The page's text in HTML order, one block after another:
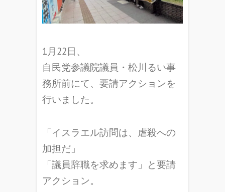
1月22日、
自民党参議院議員・松川るい事
務所前にて、要請アクションを
行いました。
「イスラエル訪問は、虐殺への
加担だ」
「議員辞職を求めます」と要請
アクション。